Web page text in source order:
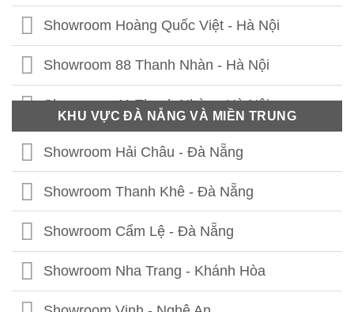
Showroom Hoàng Quốc Việt - Hà Nội
Showroom 88 Thanh Nhàn - Hà Nội
Showroom 41 Thanh Nhàn - Hà Nội
Showroom Thái Thịnh - Hà Nội
Showroom Lê Chân - Hải Phòng
Showroom Hạ Long - Quảng Ninh
Showroom Bắc Ninh
Showroom Hưng Yên
KHU VỰC ĐÀ NẴNG VÀ MIỀN TRUNG
Showroom Hải Châu - Đà Nẵng
Showroom Thanh Khê - Đà Nẵng
Showroom Cẩm Lệ - Đà Nẵng
Showroom Nha Trang - Khánh Hòa